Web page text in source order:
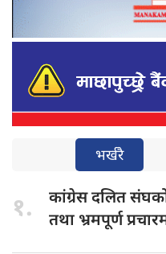
भर्खरै
१. कांग्रेस दलित
तथा भ्रमपूर्ण